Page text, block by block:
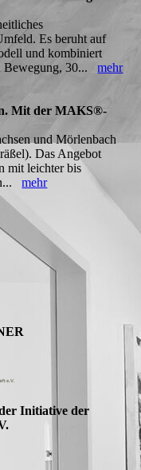
Es beruht auf
und kombiniert
Bewegung, 30...mehr
Mit der MAKS®-
und Mörlenbach
Das Angebot
mit leichter bis
mehr
Initiative der